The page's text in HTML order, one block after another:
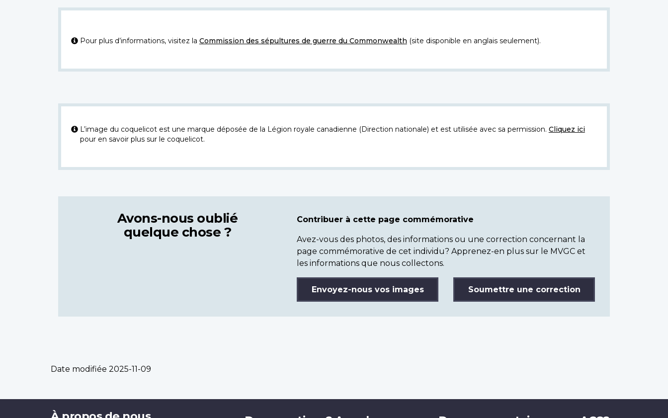
Pour plus d’informations, visitez la Commission des sépultures de guerre du Commonwealth (site disponible en anglais seulement).
L’image du coquelicot est une marque déposée de la Légion royale canadienne (Direction nationale) et est utilisée avec sa permission. Cliquez ici
pour en savoir plus sur le coquelicot.
Avons-nous oublié
quelque chose ?
Contribuer à cette page commémorative
Avez-vous des photos, des informations ou une correction concernant la
page commémorative de cet individu? Apprenez-en plus sur le MVGC et
les informations que nous collectons.
Envoyez-nous vos images Soumettre une correction
Date modifiée 2025-11-09